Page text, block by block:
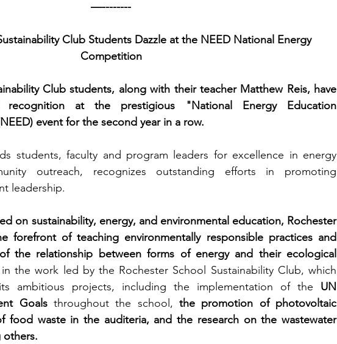
—--------
Club Students Dazzle at the NEED National Energy
Competition
Club students, along with their teacher Matthew Reis, have
recognition at the prestigious "National Energy Education
event for the second year in a row.
students, faculty and program leaders for excellence in energy
outreach, recognizes outstanding efforts in promoting
leadership.
on sustainability, energy, and environmental education, Rochester
forefront of teaching environmentally responsible practices and
the relationship between forms of energy and their ecological
the work led by the Rochester School Sustainability Club, which
ambitious projects, including the implementation of the UN
Goals throughout the school, the promotion of photovoltaic
food waste in the auditeria, and the research on the wastewater
others.